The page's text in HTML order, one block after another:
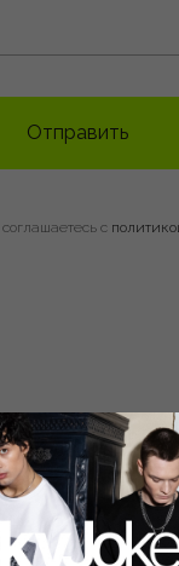
Отправить
с